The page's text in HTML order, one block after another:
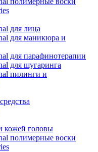
для лица
для маникюра и
для парафинотерапии
для шугаринга
пилинги и
кожей головы
полимерные воски